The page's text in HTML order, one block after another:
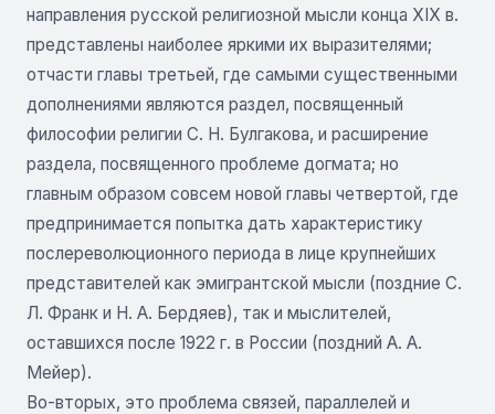
направления русской религиозной мысли конца XIX в.
представлены наиболее яркими их выразителями;
отчасти главы третьей, где самыми существенными
дополнениями являются раздел, посвященный
философии религии С. Н. Булгакова, и расширение
раздела, посвященного проблеме догмата; но
главным образом совсем новой главы четвертой, где
предпринимается попытка дать характеристику
послереволюционного периода в лице крупнейших
представителей как эмигрантской мысли (поздние С.
Л. Франк и Н. А. Бердяев), так и мыслителей,
оставшихся после 1922 г. в России (поздний А. А.
Мейер).
Во-вторых, это проблема связей, параллелей и